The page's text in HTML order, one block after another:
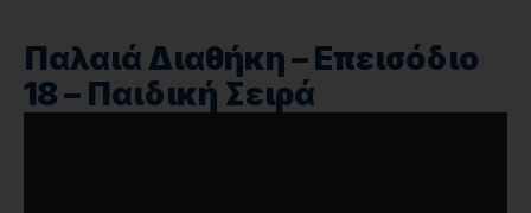
Παλαιά Διαθήκη – Επεισόδιο
18 – Παιδική Σειρά